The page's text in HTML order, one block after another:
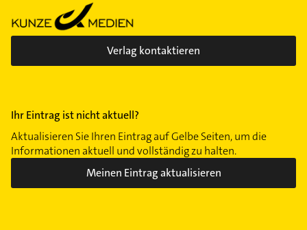
Verlag kontaktieren
Ihr Eintrag ist nicht aktuell?
Aktualisieren Sie Ihren Eintrag auf Gelbe Seiten, um die
Informationen aktuell und vollständig zu halten.
Meinen Eintrag aktualisieren